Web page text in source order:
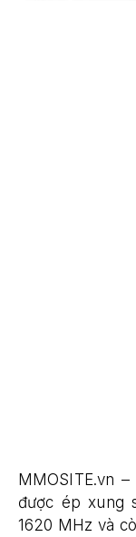
MMOSITE.vn –
được ép xung
1620 MHz và